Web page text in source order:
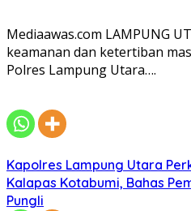
Mediaawas.com LAMPUNG
keamanan dan ketertiban
Polres Lampung Utara….
Kapolres Lampung Utara
Kalapas Kotabumi, Bahas
Pungli